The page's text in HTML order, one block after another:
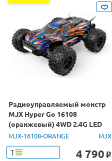
Радиоуправляемый монстр
MJX Hyper Go 16108
(оранжевый) 4WD 2.4G LED
1/16 RTR
MJX-16108-ORANGE MJX
Т 4 790 o